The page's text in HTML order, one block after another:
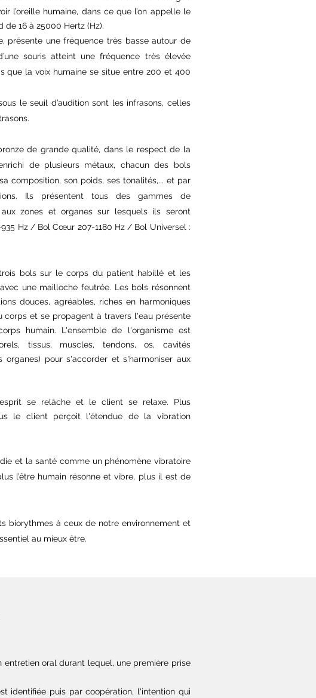
l’oreille humaine, dans ce que l’on appelle le
de 16 à 25000 Hertz (Hz).
présente une fréquence très basse autour de
souris atteint une fréquence très élevée
que la voix humaine se situe entre 200 et 400
le seuil d’audition sont les infrasons, celles
de grande qualité, dans le respect de la
de plusieurs métaux, chacun des bols
composition, son poids, ses tonalités,... et par
Ils présentent tous des gammes de
zones et organes sur lesquels ils seront
935 Hz / Bol Cœur 207-1180 Hz / Bol Universel :
bols sur le corps du patient habillé et les
une mailloche feutrée. Les bols résonnent
douces, agréables, riches en harmoniques
corps et se propagent à travers l'eau présente
humain. L'ensemble de l'organisme est
tissus, muscles, tendons, os, cavités
organes) pour s'accorder et s'harmoniser aux
se relâche et le client se relaxe. Plus
le client perçoit l'étendue de la vibration
et la santé comme un phénomène vibratoire
l’être humain résonne et vibre, plus il est de
biorythmes à ceux de notre environnement et
au mieux être.
entretien oral durant lequel, une première prise
identifiée puis par coopération, l'intention qui